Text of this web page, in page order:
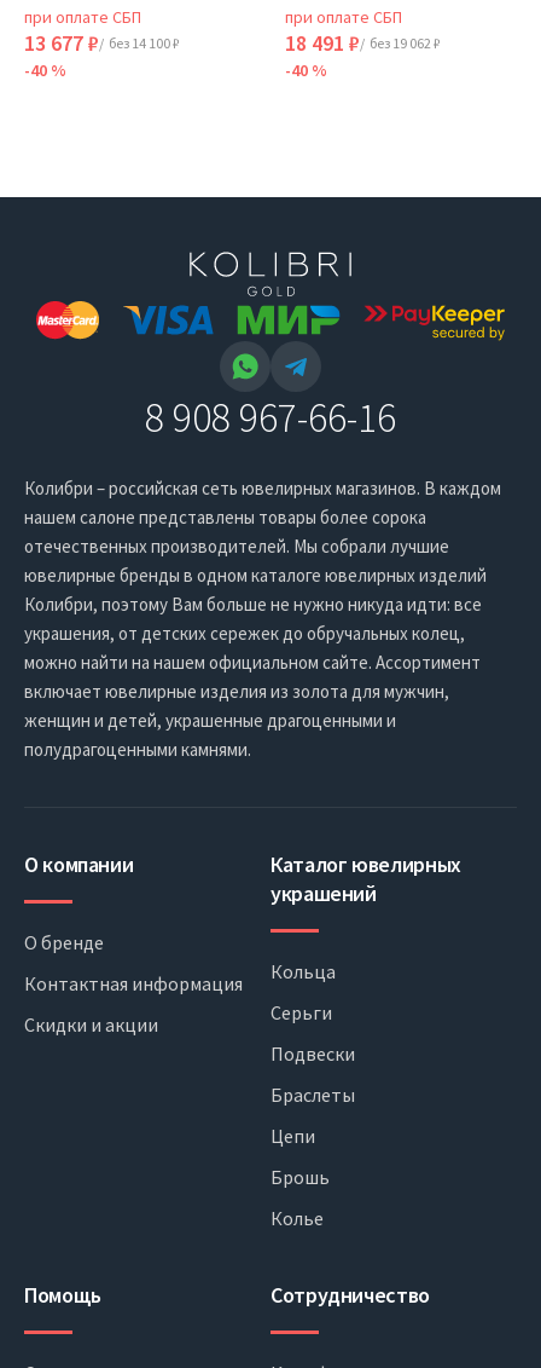
при оплате СБП
13 677 ₽/ без 14 100 ₽
-40 %
при оплате СБП
18 491 ₽/ без 19 062 ₽
-40 %
8 908 967-66-16
Колибри – российская сеть ювелирных магазинов. В каждом
нашем салоне представлены товары более сорока
отечественных производителей. Мы собрали лучшие
ювелирные бренды в одном каталоге ювелирных изделий
Колибри, поэтому Вам больше не нужно никуда идти: все
украшения, от детских сережек до обручальных колец,
можно найти на нашем официальном сайте. Ассортимент
включает ювелирные изделия из золота для мужчин,
женщин и детей, украшенные драгоценными и
полудрагоценными камнями.
О компании
О бренде
Контактная информация
Скидки и акции
Каталог ювелирных
украшений
Кольца
Серьги
Подвески
Браслеты
Цепи
Брошь
Колье
Помощь Сотрудничество